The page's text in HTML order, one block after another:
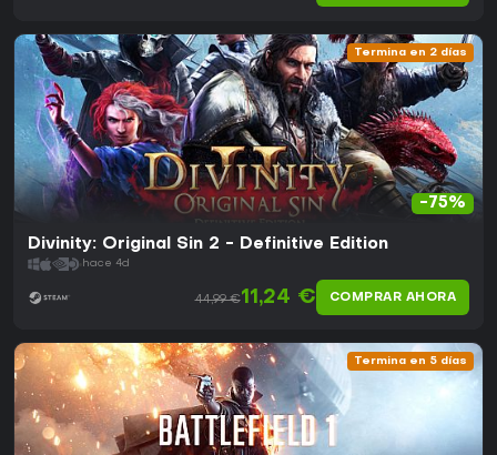
Termina en 2 días
-75%
Divinity: Original Sin 2 - Definitive Edition
hace 4d
44,99 €11,24 € COMPRAR AHORA
Termina en 5 días